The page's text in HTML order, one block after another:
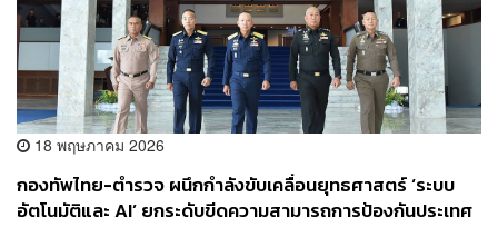
18 พฤษภาคม 2026
กองทัพไทย-ตำรวจ ผนึกกำลังขับเคลื่อนยุทธศาสตร์ ‘ระบบ
อัตโนมัติและ AI’ ยกระดับขีดความสามารถการป้องกันประเทศ